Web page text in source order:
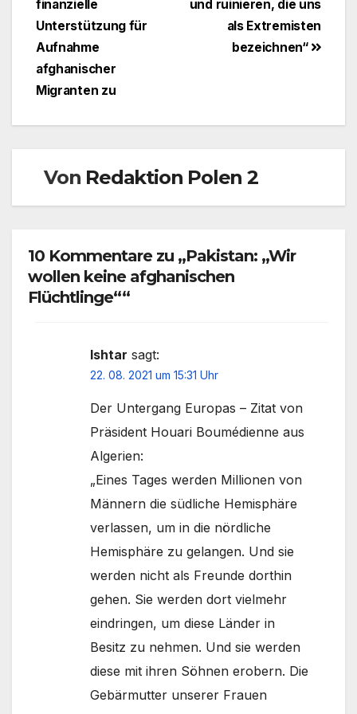
und ruinieren, die uns
als Extremisten
bezeichnen“
finanzielle
Unterstützung für
Aufnahme
afghanischer
Migranten zu
Von Redaktion Polen 2
10 Kommentare zu „Pakistan: „Wir
wollen keine afghanischen
Flüchtlinge““
Ishtar sagt:
22. 08. 2021 um 15:31 Uhr
Der Untergang Europas – Zitat von
Präsident Houari Boumédienne aus
Algerien:
„Eines Tages werden Millionen von
Männern die südliche Hemisphäre
verlassen, um in die nördliche
Hemisphäre zu gelangen. Und sie
werden nicht als Freunde dorthin
gehen. Sie werden dort vielmehr
eindringen, um diese Länder in
Besitz zu nehmen. Und sie werden
diese mit ihren Söhnen erobern. Die
Gebärmutter unserer Frauen